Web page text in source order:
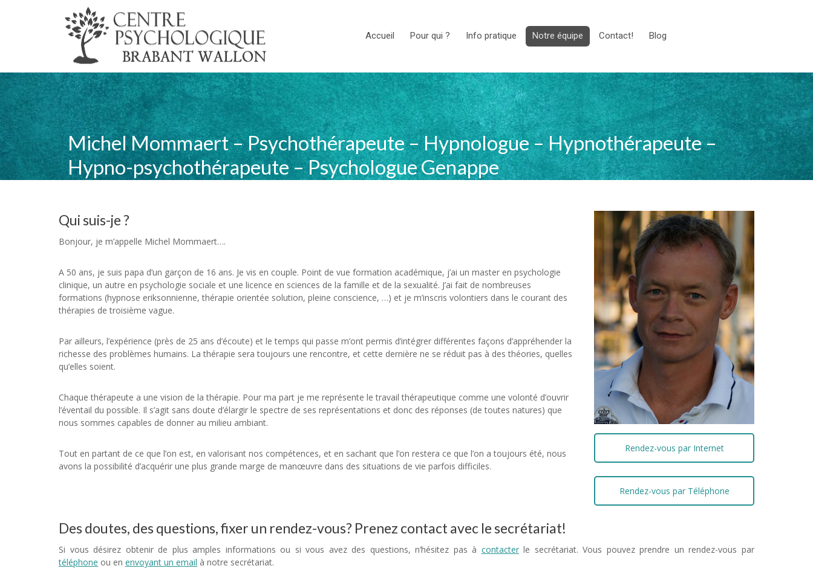
Accueil Pour qui ? Info pratique Notre équipe Contact! Blog
Michel Mommaert – Psychothérapeute – Hypnologue – Hypnothérapeute –
Hypno-psychothérapeute – Psychologue Genappe
Qui suis-je ?
Bonjour, je m’appelle Michel Mommaert….
A 50 ans, je suis papa d’un garçon de 16 ans. Je vis en couple. Point de vue formation académique, j’ai un master en psychologie
clinique, un autre en psychologie sociale et une licence en sciences de la famille et de la sexualité. J’ai fait de nombreuses
formations (hypnose eriksonnienne, thérapie orientée solution, pleine conscience, …) et je m’inscris volontiers dans le courant des
thérapies de troisième vague.
Par ailleurs, l’expérience (près de 25 ans d’écoute) et le temps qui passe m’ont permis d’intégrer différentes façons d’appréhender la
richesse des problèmes humains. La thérapie sera toujours une rencontre, et cette dernière ne se réduit pas à des théories, quelles
qu’elles soient.
Chaque thérapeute a une vision de la thérapie. Pour ma part je me représente le travail thérapeutique comme une volonté d’ouvrir
l’éventail du possible. Il s’agit sans doute d’élargir le spectre de ses représentations et donc des réponses (de toutes natures) que
nous sommes capables de donner au milieu ambiant.
Tout en partant de ce que l’on est, en valorisant nos compétences, et en sachant que l’on restera ce que l’on a toujours été, nous
avons la possibilité d’acquérir une plus grande marge de manœuvre dans des situations de vie parfois difficiles.
Rendez-vous par Internet
Rendez-vous par Téléphone
Des doutes, des questions, fixer un rendez-vous? Prenez contact avec le secrétariat!
Si vous désirez obtenir de plus amples informations ou si vous avez des questions, n’hésitez pas à contacterle secrétariat. Vous pouvez prendre un rendez-vous par
téléphone ou en envoyant un email à notre secrétariat.